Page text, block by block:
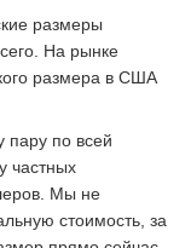
размеры
На рынке
размера в США
по всей
частных
Мы не
стоимость, за